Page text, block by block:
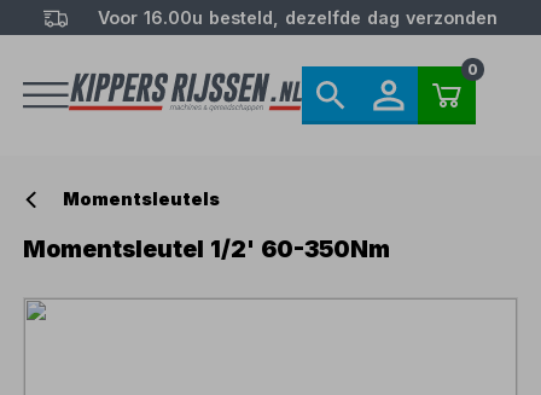
Voor 16.00u besteld, dezelfde dag verzonden
0
Momentsleutels
Momentsleutel 1/2' 60-350Nm